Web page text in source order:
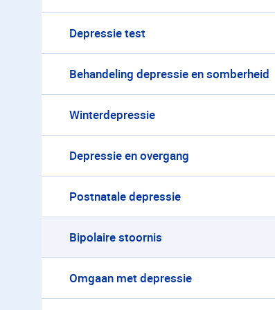
Depressie test
Behandeling depressie en somberheid
Winterdepressie
Depressie en overgang
Postnatale depressie
Bipolaire stoornis
Omgaan met depressie